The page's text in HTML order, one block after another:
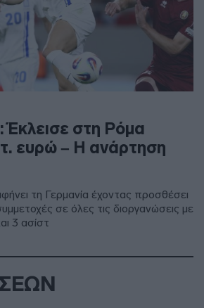
Έκλεισε στη Ρόμα
ευρώ – Η ανάρτηση
τη Γερμανία έχοντας προσθέσει
σε όλες τις διοργανώσεις με
3 ασίστ